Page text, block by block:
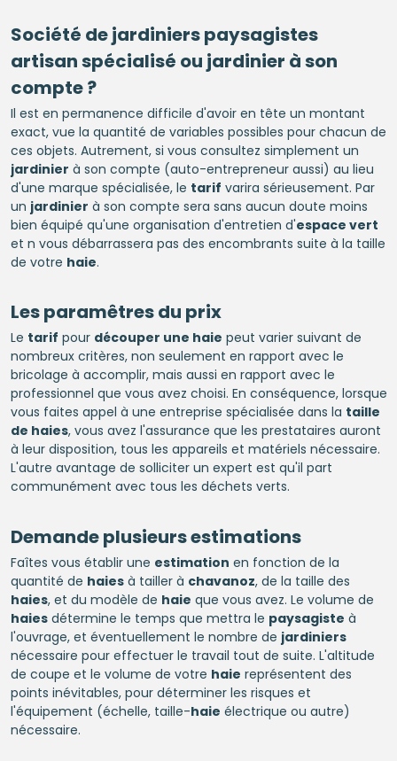
Société de jardiniers paysagistes
artisan spécialisé ou jardinier à son
compte ?
Il est en permanence difficile d'avoir en tête un montant
exact, vue la quantité de variables possibles pour chacun de
ces objets. Autrement, si vous consultez simplement un
jardinier à son compte (auto-entrepreneur aussi) au lieu
d'une marque spécialisée, le tarif varira sérieusement. Par
un jardinier à son compte sera sans aucun doute moins
bien équipé qu'une organisation d'entretien d'espace vert
et n vous débarrassera pas des encombrants suite à la taille
de votre haie.
Les paramêtres du prix
Le tarif pour découper une haie peut varier suivant de
nombreux critères, non seulement en rapport avec le
bricolage à accomplir, mais aussi en rapport avec le
professionnel que vous avez choisi. En conséquence, lorsque
vous faites appel à une entreprise spécialisée dans la taille
de haies, vous avez l'assurance que les prestataires auront
à leur disposition, tous les appareils et matériels nécessaire.
L'autre avantage de solliciter un expert est qu'il part
communément avec tous les déchets verts.
Demande plusieurs estimations
Faîtes vous établir une estimation en fonction de la
quantité de haiesà tailler à chavanoz, de la taille des
haies, et du modèle de haie que vous avez. Le volume de
haiesdétermine le temps que mettra le paysagiste à
l'ouvrage, et éventuellement le nombre de jardiniers
nécessaire pour effectuer le travail tout de suite. L'altitude
de coupe et le volume de votre haie représentent des
points inévitables, pour déterminer les risques et
l'équipement (échelle, taille-haie électrique ou autre)
nécessaire.